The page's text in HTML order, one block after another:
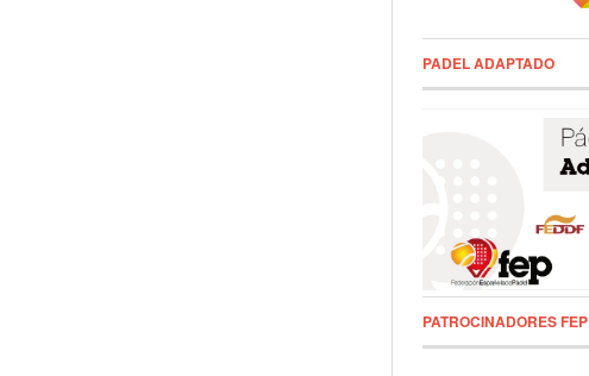
PADEL ADAPTADO
PATROCINADORES FEP